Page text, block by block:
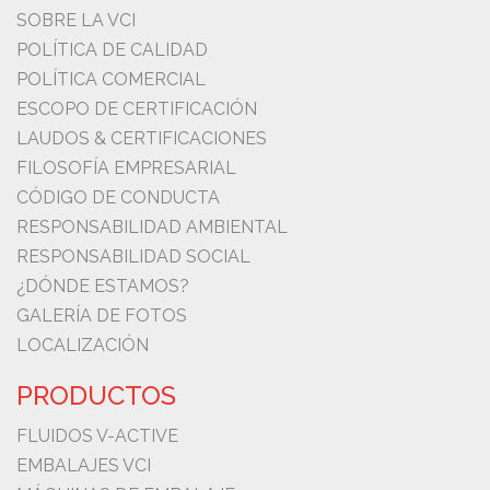
SOBRE LA VCI
POLÍTICA DE CALIDAD
POLÍTICA COMERCIAL
ESCOPO DE CERTIFICACIÓN
LAUDOS & CERTIFICACIONES
FILOSOFÍA EMPRESARIAL
CÓDIGO DE CONDUCTA
RESPONSABILIDAD AMBIENTAL
RESPONSABILIDAD SOCIAL
¿DÓNDE ESTAMOS?
GALERÍA DE FOTOS
LOCALIZACIÓN
PRODUCTOS
FLUIDOS V-ACTIVE
EMBALAJES VCI